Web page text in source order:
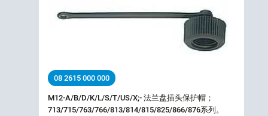
08 2615 000 000
M12-A/B/D/K/L/S/T/US/X;- 法兰盘插头保护帽；
713/715/763/766/813/814/815/825/866/876系列。